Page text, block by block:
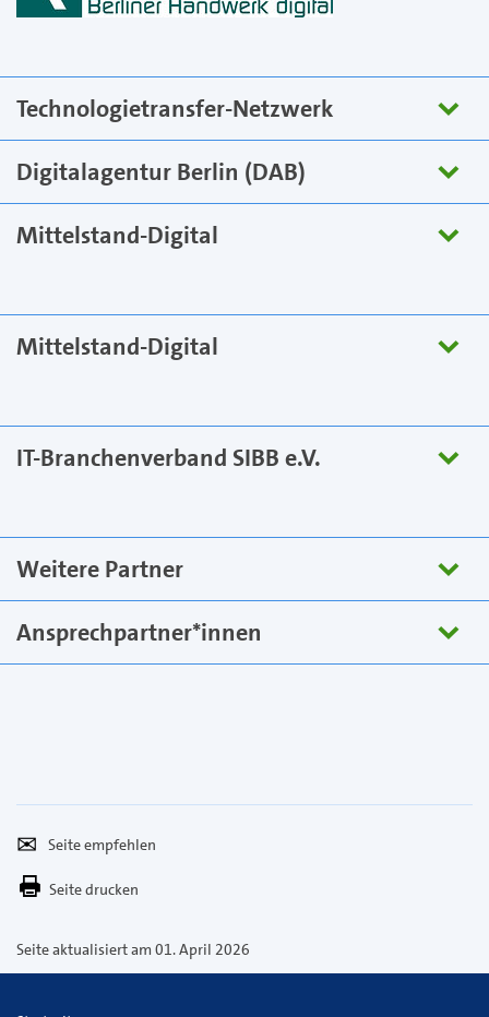
Technologietransfer-Netzwerk
Digitalagentur Berlin (DAB)
Mittelstand-Digital
Mittelstand-Digital
IT-Branchenverband SIBB e.V.
Weitere Partner
Ansprechpartner*innen
empfehlen
Per
E-
versenden
Seite drucken
Seite aktualisiert am 01. April 2026